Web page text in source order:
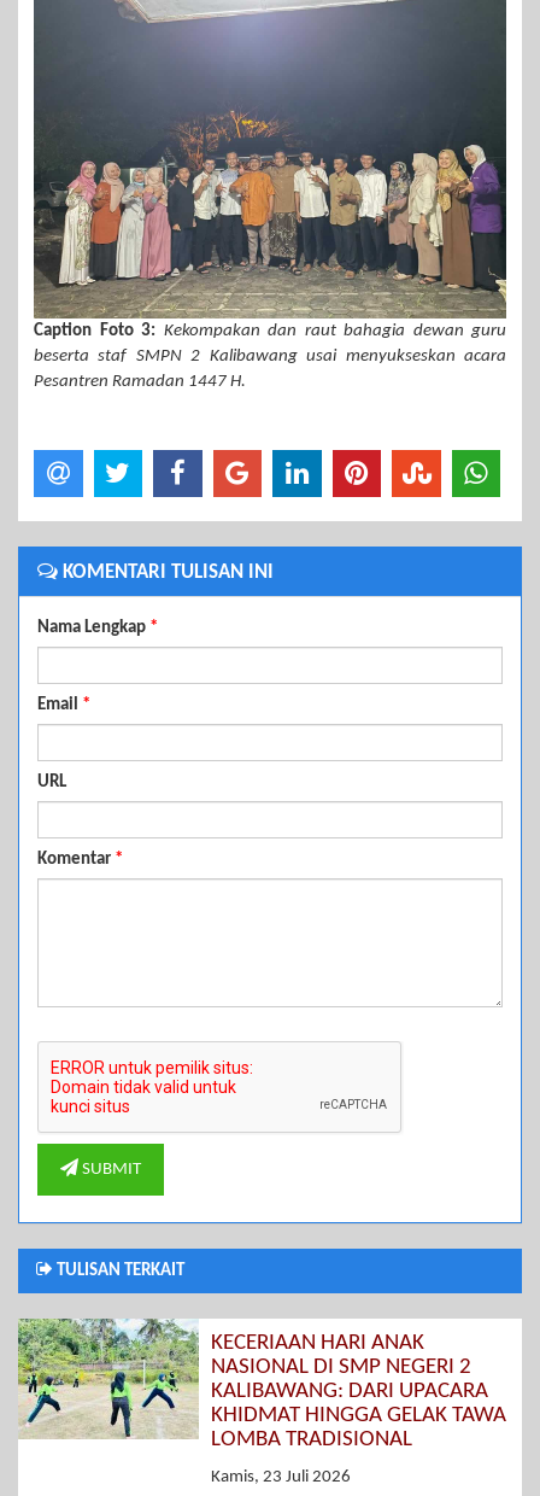
Caption Foto 3: Kekompakan dan raut bahagia dewan guru
beserta staf SMPN 2 Kalibawang usai menyukseskan acara
Pesantren Ramadan 1447 H.
KOMENTARI TULISAN INI
Nama Lengkap *
Email *
URL
Komentar *
SUBMIT
TULISAN TERKAIT
KECERIAAN HARI ANAK
NASIONAL DI SMP NEGERI 2
KALIBAWANG: DARI UPACARA
KHIDMAT HINGGA GELAK TAWA
LOMBA TRADISIONAL
Kamis, 23 Juli 2026